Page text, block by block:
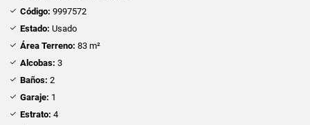
Código: 9997572
Estado: Usado
Área Terreno: 83 m²
Alcobas: 3
Baños: 2
Garaje: 1
Estrato: 4